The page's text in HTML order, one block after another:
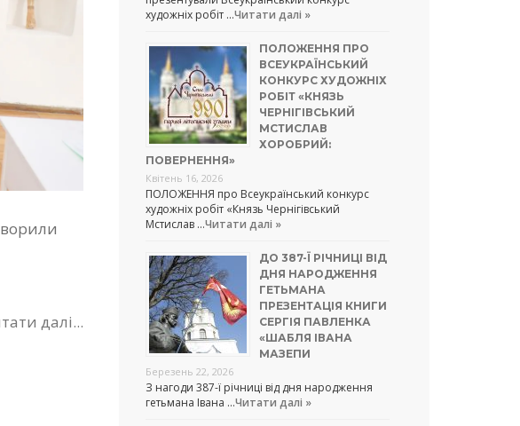
далі...
художніх робіт …Читати далі »
ПОЛОЖЕННЯ ПРО
ВСЕУКРАЇНСЬКИЙ
КОНКУРС ХУДОЖНІХ
РОБІТ «КНЯЗЬ
ЧЕРНІГІВСЬКИЙ
МСТИСЛАВ
ХОРОБРИЙ:
ПОВЕРНЕННЯ»
Квітень 16, 2026
ПОЛОЖЕННЯ про Всеукраїнський конкурс
художніх робіт «Князь Чернігівський
Мстислав …Читати далі »
ДО 387-Ї РІЧНИЦІ ВІД
ДНЯ НАРОДЖЕННЯ
ГЕТЬМАНА
ПРЕЗЕНТАЦІЯ КНИГИ
СЕРГІЯ ПАВЛЕНКА
«ШАБЛЯ ІВАНА
МАЗЕПИ
Березень 22, 2026
З нагоди 387-ї річниці від дня народження
гетьмана Івана …Читати далі »